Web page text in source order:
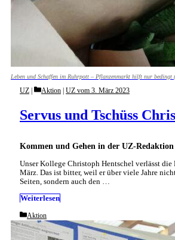
Leben und Schaffen im Ruhrpott – Pflanzenmarkt hilft nur bedingt
Kommen und Gehen in der UZ-Redaktion
Servus und Tschüss
UZ Categories
Aktion UZ vom 3. März 2023
Unser Kollege Christoph Hentschel verlässt die
März. Das ist bitter, weil er über viele Jahre
Seiten, sondern auch den …
Weiterlesen
Categories
Aktion